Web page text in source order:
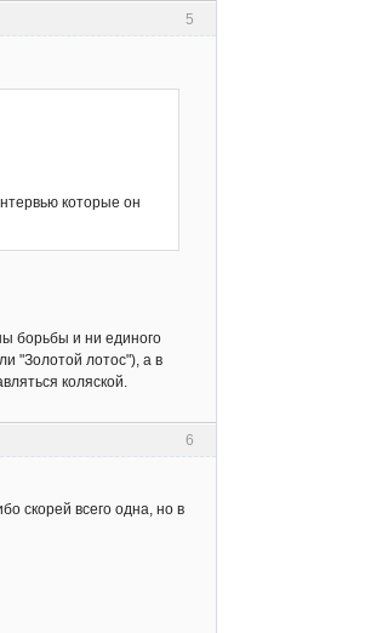
5
которые он
борьбы и ни единого
"Золотой лотос"), а в
коляской.
6
скорей всего одна, но в